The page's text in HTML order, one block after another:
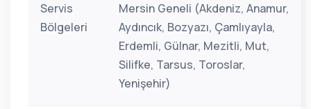
Servis
Bölgeleri
Mersin Geneli (Akdeniz, Anamur,
Aydıncık, Bozyazı, Çamlıyayla,
Erdemli, Gülnar, Mezitli, Mut,
Silifke, Tarsus, Toroslar,
Yenişehir)